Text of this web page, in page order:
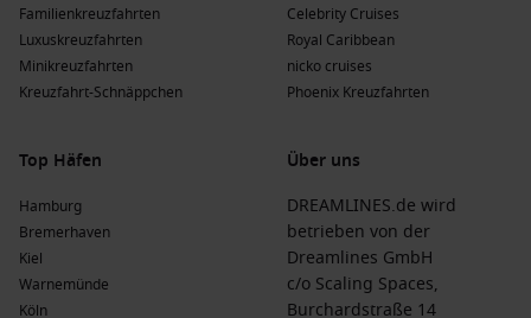
Familienkreuzfahrten
Luxuskreuzfahrten
Minikreuzfahrten
Kreuzfahrt-Schnäppchen
Celebrity Cruises
Royal Caribbean
nicko cruises
Phoenix Kreuzfahrten
Top Häfen
Hamburg
Bremerhaven
Kiel
Warnemünde
Köln
Über uns
DREAMLINES.de wird
betrieben von der
Dreamlines GmbH
c/o Scaling Spaces,
Burchardstraße 14